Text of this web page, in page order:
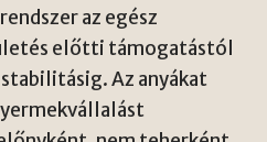
az egész
előtti támogatástól
Az anyákat